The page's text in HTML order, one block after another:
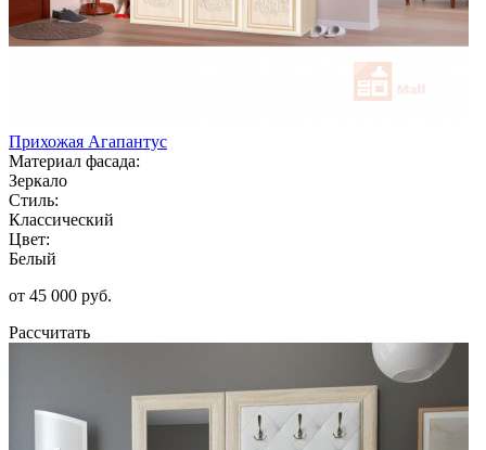
Прихожая Агапантус
Материал фасада:
Зеркало
Стиль:
Классический
Цвет:
Белый
от 45 000 руб.
Рассчитать